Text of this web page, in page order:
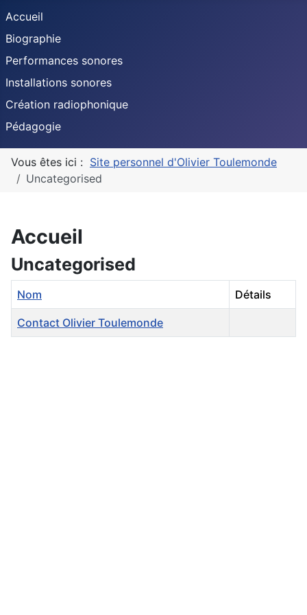
Accueil
Biographie
Performances sonores
Installations sonores
Création radiophonique
Pédagogie
Vous êtes ici : Site personnel d'Olivier Toulemonde
Uncategorised
Accueil
Uncategorised
Nom Détails
Contact Olivier Toulemonde